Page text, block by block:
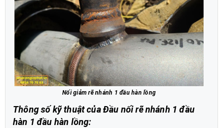
Nối giảm rẽ nhánh 1 đầu hàn lồng
Thông số kỹ thuật của Đầu nối rẽ nhánh 1 đầu
hàn 1 đầu hàn lồng: